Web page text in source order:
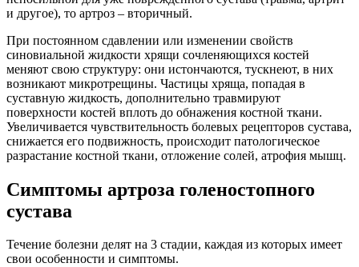
и другое), то артроз – вторичный.
При постоянном сдавлении или изменении свойств
синовиальной жидкости хрящи сочленяющихся костей
меняют свою структуру: они истончаются, тускнеют, в них
возникают микротрещины. Частицы хряща, попадая в
суставную жидкость, дополнительно травмируют
поверхности костей вплоть до обнажения костной ткани.
Увеличивается чувствительность болевых рецепторов сустава,
снижается его подвижность, происходит патологическое
разрастание костной ткани, отложение солей, атрофия мышц.
Симптомы артроза голеностопного
сустава
Течение болезни делят на 3 стадии, каждая из которых имеет
свои особенности и симптомы.